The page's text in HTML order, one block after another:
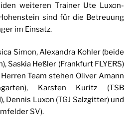
weiteren Trainer Ute Luxon-
sind für die Betreuung
im Einsatz.
Simon, Alexandra Kohler (beide
Saskia Heßler (Frankfurt FLYERS)
Team stehen Oliver Amann
Karsten Kuritz (TSB
Dennis Luxon (TGJ Salzgitter) und
SV).